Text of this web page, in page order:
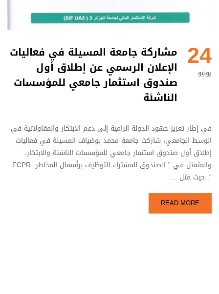
24
يونيو
مشاركة جامعة المسيلة في فعاليات
الإعلان الرسمي عن إطلاق أول
صندوق استثمار جامعي للمؤسسات
الناشئة
في إطار تعزيز جهود الدولة الرامية إلى دعم الابتكار والمقاولاتية في
الوسط الجامعي، شاركت جامعة محمد بوضياف المسيلة في فعاليات
إطلاق أول صندوق استثمار جامعي للمؤسسات الناشئة والابتكار،
والمتمثل في ” الصندوق المشترك للتوظيف برأسمال المخاطر FCPR
“. حيث مثل …
READ MORE